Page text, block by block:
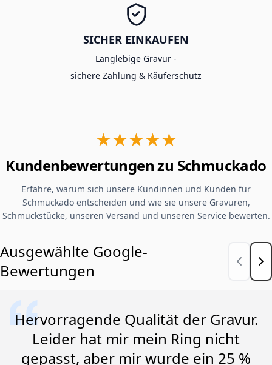
SICHER EINKAUFEN
Langlebige Gravur -
sichere Zahlung & Käuferschutz
★★★★★
Kundenbewertungen zu Schmuckado
Erfahre, warum sich unsere Kundinnen und Kunden für
Schmuckado entscheiden und wie sie unsere Gravuren,
Schmuckstücke, unseren Versand und unseren Service bewerten.
Ausgewählte Google-
Bewertungen
Hervorragende Qualität der Gravur.
Leider hat mir mein Ring nicht
gepasst, aber mir wurde ein 25 %